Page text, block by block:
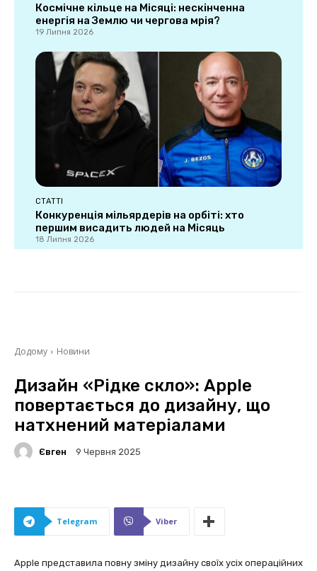
Космічне кільце на Місяці: нескінченна
енергія на Землю чи чергова мрія?
19 Липня 2026
СТАТТІ
Конкуренція мільярдерів на орбіті: хто
першим висадить людей на Місяць
18 Липня 2026